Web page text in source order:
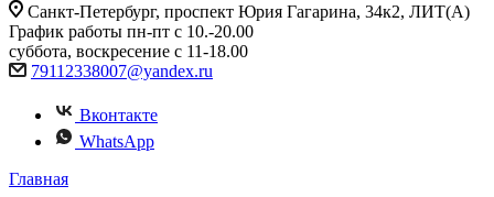
Санкт-Петербург, проспект Юрия Гагарина, 34к2, ЛИТ(А)
График работы пн-пт с 10.-20.00
суббота, воскресение с 11-18.00
79112338007@yandex.ru
Вконтакте
WhatsApp
Главная